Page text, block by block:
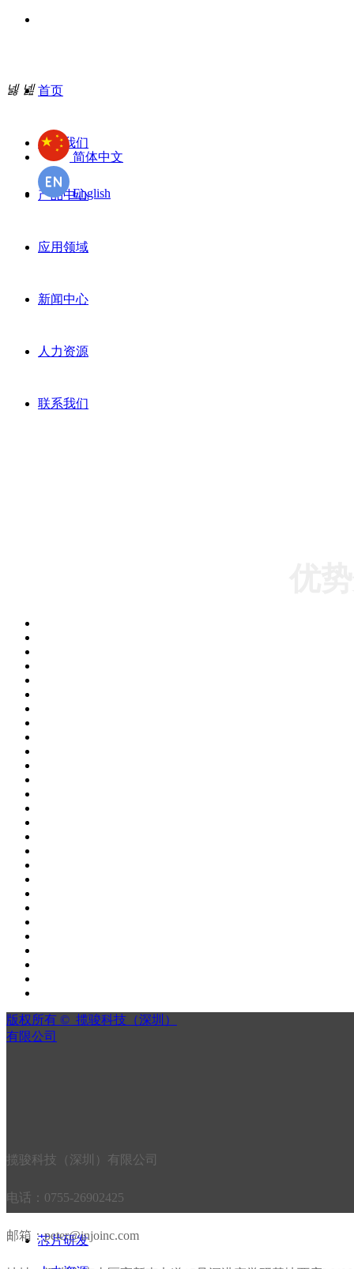
首页
关于我们
产品中心
应用领域
新闻中心
人力资源
联系我们
简体中文
English
넳 넲
芯片研发
版权所有 © 揽骏科技（深圳）
有限公司
揽骏科技（深圳）有限公司
电话：0755-26902425
邮箱：peter@injoinc.com